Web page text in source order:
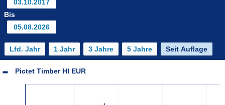
Bis
Pictet Timber HI EUR